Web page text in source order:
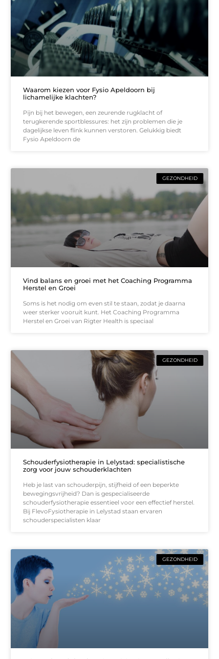
Waarom kiezen voor Fysio Apeldoorn bij
lichamelijke klachten?
Pijn bij het bewegen, een zeurende rugklacht of
terugkerende sportblessures: het zijn problemen die je
dagelijkse leven flink kunnen verstoren. Gelukkig biedt
Fysio Apeldoorn de
GEZONDHEID
Vind balans en groei met het Coaching Programma
Herstel en Groei
Soms is het nodig om even stil te staan, zodat je daarna
weer sterker vooruit kunt. Het Coaching Programma
Herstel en Groei van Rigter Health is speciaal
GEZONDHEID
Schouderfysiotherapie in Lelystad: specialistische
zorg voor jouw schouderklachten
Heb je last van schouderpijn, stijfheid of een beperkte
bewegingsvrijheid? Dan is gespecialiseerde
schouderfysiotherapie essentieel voor een effectief herstel.
Bij FlevoFysiotherapie in Lelystad staan ervaren
schouderspecialisten klaar
GEZONDHEID